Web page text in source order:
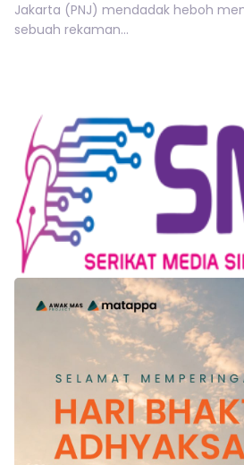
Jakarta (PNJ) mendadak heboh
sebuah rekaman...